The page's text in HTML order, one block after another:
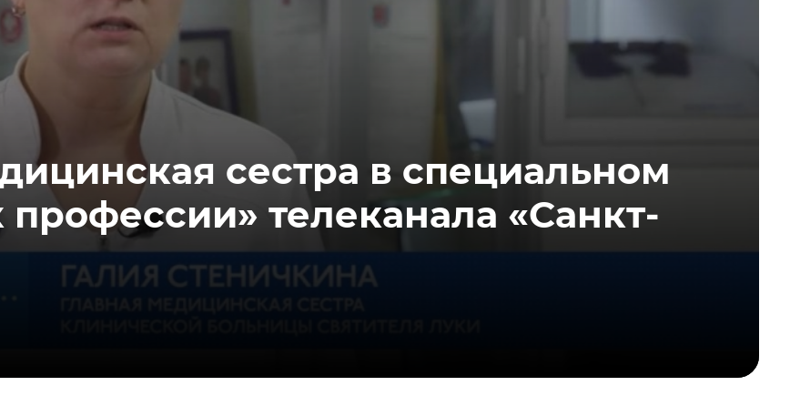
сестра в специальном
телеканала «Санкт-